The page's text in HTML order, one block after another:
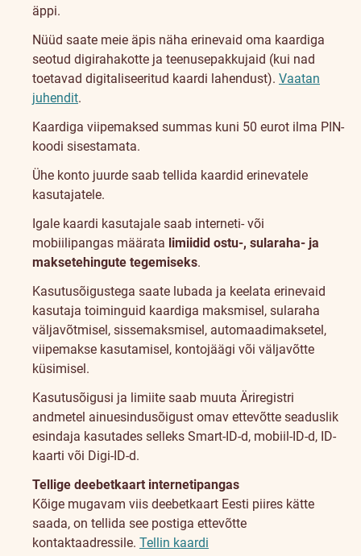
äppi.
Nüüd saate meie äpis näha erinevaid oma kaardiga
seotud digirahakotte ja teenusepakkujaid (kui nad
toetavad digitaliseeritud kaardi lahendust). Vaatan
juhendit.
Kaardiga viipemaksed summas kuni 50 eurot ilma PIN-
koodi sisestamata.
Ühe konto juurde saab tellida kaardid erinevatele
kasutajatele.
Igale kaardi kasutajale saab interneti- või
mobiilipangas määrata limiidid ostu-, sularaha- ja
maksetehingute tegemiseks.
Kasutusõigustega saate lubada ja keelata erinevaid
kasutaja toiminguid kaardiga maksmisel, sularaha
väljavõtmisel, sissemaksmisel, automaadimaksetel,
viipemakse kasutamisel, kontojäägi või väljavõtte
küsimisel.
Kasutusõigusi ja limiite saab muuta Äriregistri
andmetel ainuesindusõigust omav ettevõtte seaduslik
esindaja kasutades selleks Smart-ID-d, mobiil-ID-d, ID-
kaarti või Digi-ID-d.
Tellige deebetkaart internetipangas
Kõige mugavam viis deebetkaart Eesti piires kätte
saada, on tellida see postiga ettevõtte
kontaktaadressile. Tellin kaardi